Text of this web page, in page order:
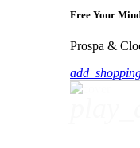
Free Your
Prospa &